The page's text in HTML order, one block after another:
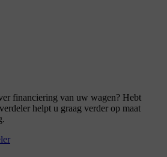
financiering van uw wagen? Hebt
helpt u graag verder op maat